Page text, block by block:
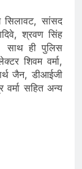
सिलावट, सांसद
श्रवण सिंह
साथ ही पुलिस
शिवम वर्मा,
जैन, डीआईजी
वर्मा सहित अन्य